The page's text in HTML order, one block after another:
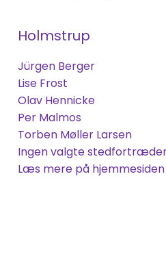
Holmstrup
Jürgen Berger
Lise Frost
Olav Hennicke
Per Malmos
Torben Møller Larsen
Ingenvalgte
Læs mere på hjemmesiden